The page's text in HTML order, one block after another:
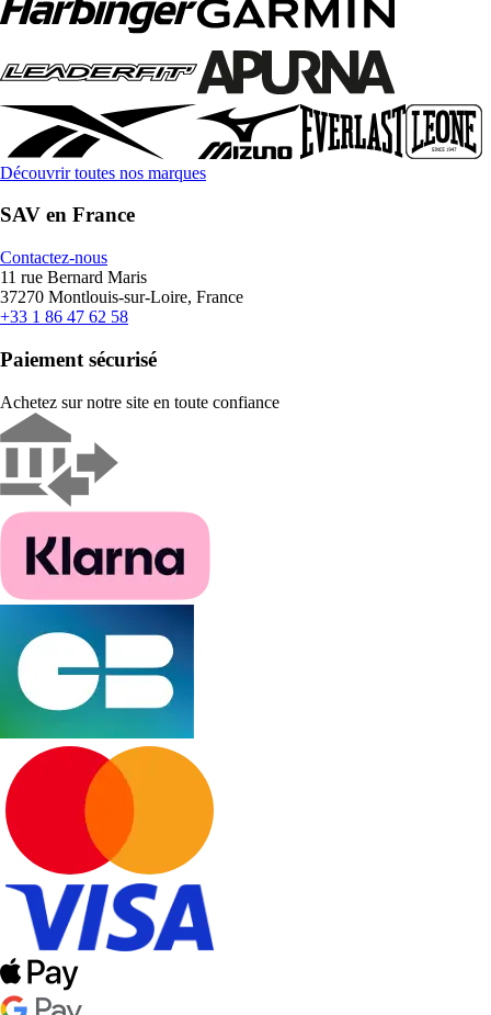
Découvrir toutes nos marques
SAV en France
Contactez-nous
11 rue Bernard Maris
37270 Montlouis-sur-Loire, France
+33 1 86 47 62 58
Paiement sécurisé
Achetez sur notre site en toute confiance